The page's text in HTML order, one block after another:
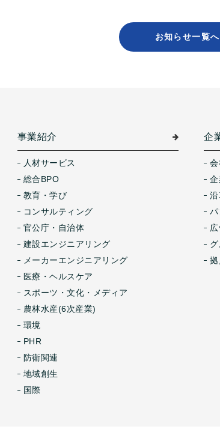
お知らせ一覧へ
事業紹介
人材サービス
総合BPO
教育・学び
コンサルティング
官公庁・自治体
建設エンジニアリング
メーカーエンジニアリング
医療・ヘルスケア
スポーツ・文化・メディア
農林水産(6次産業)
環境
PHR
防衛関連
地域創生
国際
企
会
企
パ